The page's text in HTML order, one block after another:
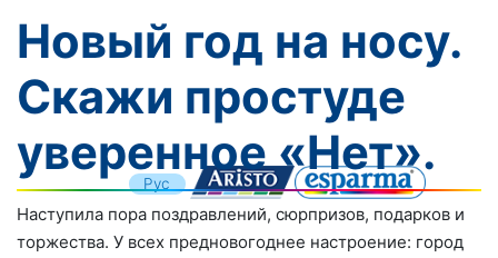
Специалистам
Библиография
Контакты
Укр
Рус
Новый год на носу.
Скажи простуде
уверенное «Нет».
Наступила пора поздравлений, сюрпризов, подарков и
торжества. У всех предновогоднее настроение: город